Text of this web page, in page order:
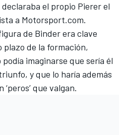
el propio Pierer el
a Motorsport.com.
de Binderera clave
de la formación,
imaginarse que sería él
y que lo haría además
que valgan.